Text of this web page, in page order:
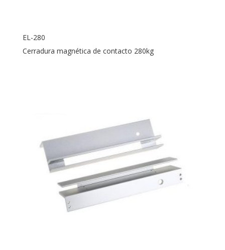
EL-280
Cerradura magnética de contacto 280kg